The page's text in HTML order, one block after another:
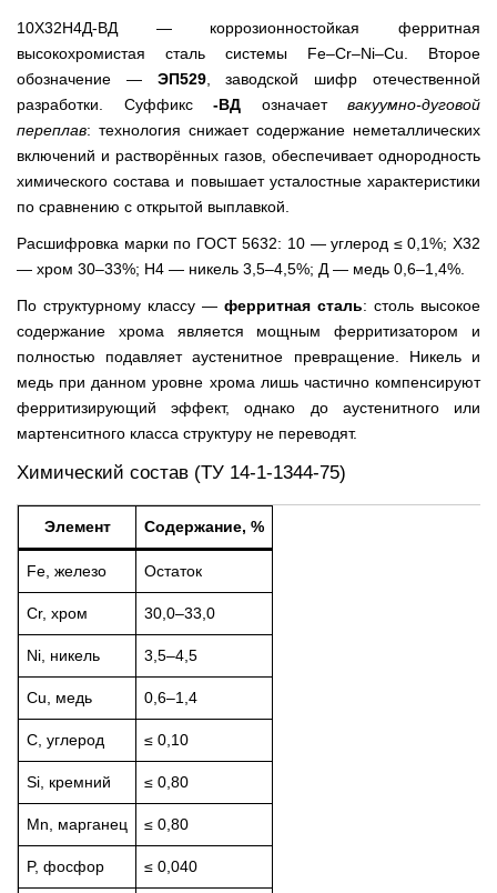
10Х32Н4Д-ВД — коррозионностойкая ферритная
высокохромистая сталь системы Fe–Cr–Ni–Cu. Второе
обозначение — ЭП529, заводской шифр отечественной
разработки. Суффикс -ВД означает вакуумно-дуговой
переплав: технология снижает содержание неметаллических
включений и растворённых газов, обеспечивает однородность
химического состава и повышает усталостные характеристики
по сравнению с открытой выплавкой.
Расшифровка марки по ГОСТ 5632: 10 — углерод ≤ 0,1%; Х32
— хром 30–33%; Н4 — никель 3,5–4,5%; Д — медь 0,6–1,4%.
По структурному классу — ферритная сталь: столь высокое
содержание хрома является мощным ферритизатором и
полностью подавляет аустенитное превращение. Никель и
медь при данном уровне хрома лишь частично компенсируют
ферритизирующий эффект, однако до аустенитного или
мартенситного класса структуру не переводят.
Химический состав (ТУ 14-1-1344-75)
Элемент Содержание, %
Fe, железо Остаток
Cr, хром 30,0–33,0
Ni, никель 3,5–4,5
Cu, медь 0,6–1,4
C, углерод ≤ 0,10
Si, кремний ≤ 0,80
Mn, марганец ≤ 0,80
P, фосфор ≤ 0,040